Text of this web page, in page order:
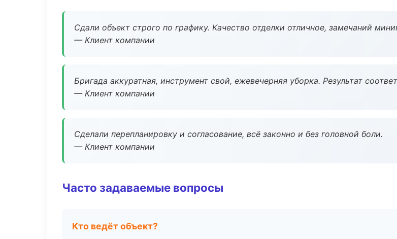
Сдали объект строго по графику. Качество отделки отличное, замечаний
— Клиент компании
Бригада аккуратная, инструмент свой, ежевечерняя уборка. Результат
— Клиент компании
Сделали перепланировку и согласование, всё законно и без головной боли.
— Клиент компании
Часто задаваемые вопросы
Кто ведёт объект?